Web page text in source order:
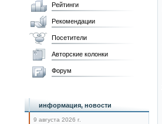
Рейтинги
Рекомендации
Посетители
Авторские колонки
Форум
информация, новости
9 августа 2026 г.